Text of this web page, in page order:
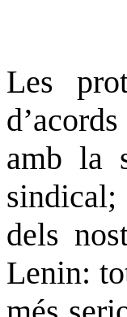
Les
amb la
dels
Lenin: